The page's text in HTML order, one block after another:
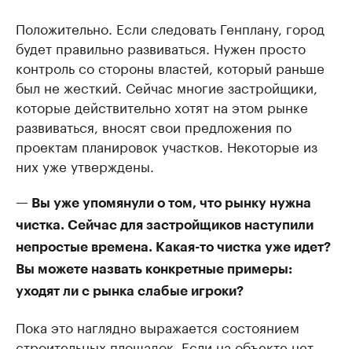
Положительно. Если следовать Генплану, город
будет правильно развиваться. Нужен просто
контроль со стороны властей, который раньше
был не жесткий. Сейчас многие застройщики,
которые действительно хотят на этом рынке
развиваться, вносят свои предложения по
проектам планировок участков. Некоторые из
них уже утверждены.
— Вы уже упомянули о том, что рынку нужна
чистка. Сейчас для застройщиков наступили
непростые времена. Какая-то чистка уже идет?
Вы можете назвать конкретные примеры:
уходят ли с рынка слабые игроки?
Пока это наглядно выражается состоянием